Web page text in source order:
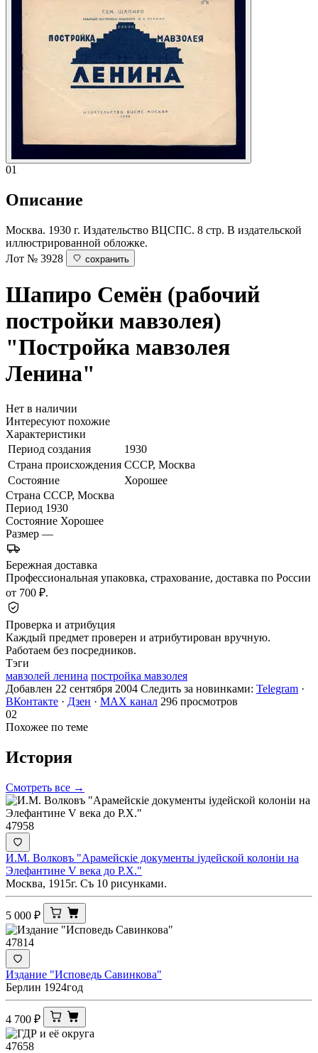
01
Описание
Москва. 1930 г. Издательство ВЦСПС. 8 стр. В издательской
иллюстрированной обложке.
Лот № 3928
сохранить
Шапиро Семён (рабочий
постройки мавзолея)
"Постройка мавзолея
Ленина"
Нет в наличии
Интересуют похожие
Характеристики
Период создания
1930
Страна происхождения СССР, Москва
Состояние
Хорошее
Страна СССР, Москва
Период 1930
Состояние Хорошее
Размер —
Бережная доставка
Профессиональная упаковка, страхование, доставка по России
от 700 ₽.
Проверка и атрибуция
Каждый предмет проверен и атрибутирован вручную.
Работаем без посредников.
Тэги
мавзолей ленина постройка мавзолея
Добавлен 22 сентября 2004 Следить за новинками: Telegram ·
ВКонтакте · Дзен · MAX канал 296 просмотров
02
Похожее по теме
История
Смотреть все →
47958
И.М. Волковъ "Арамейскiе документы iудейской колонiи на
Элефантине V века до Р.Х."
Москва, 1915г. Съ 10 рисунками.
5 000 ₽
47814
Издание "Исповедь Савинкова"
Берлин 1924год
4 700 ₽
47658